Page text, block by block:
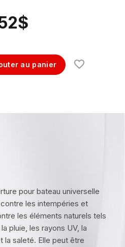
$
au panier
pour bateau universelle
les intempéries et
les éléments naturels tels
pluie, les rayons UV, la
la saleté. Elle peut être